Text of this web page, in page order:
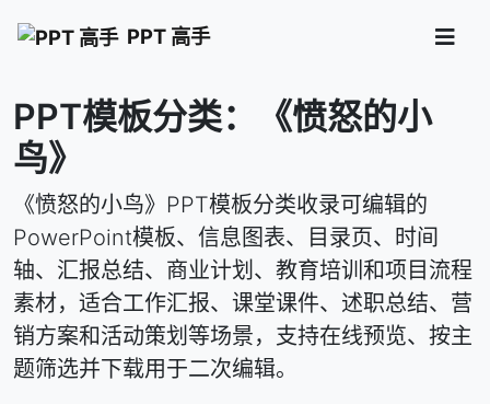
PPT 高手
PPT模板分类：《愤怒的小
鸟》
《愤怒的小鸟》PPT模板分类收录可编辑的
PowerPoint模板、信息图表、目录页、时间
轴、汇报总结、商业计划、教育培训和项目流程
素材，适合工作汇报、课堂课件、述职总结、营
销方案和活动策划等场景，支持在线预览、按主
题筛选并下载用于二次编辑。